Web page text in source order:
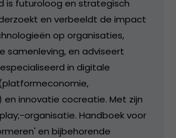
is futuroloog en strategisch
en verbeeldt de impact
op organisaties,
samenleving, en adviseert
in digitale
innovatie cocreatie. Met zijn
organisatie. Handboek voor
en bijbehorende